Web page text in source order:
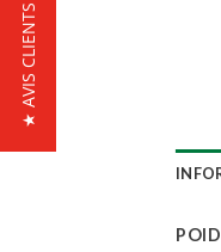
★ AVIS CLIENTS